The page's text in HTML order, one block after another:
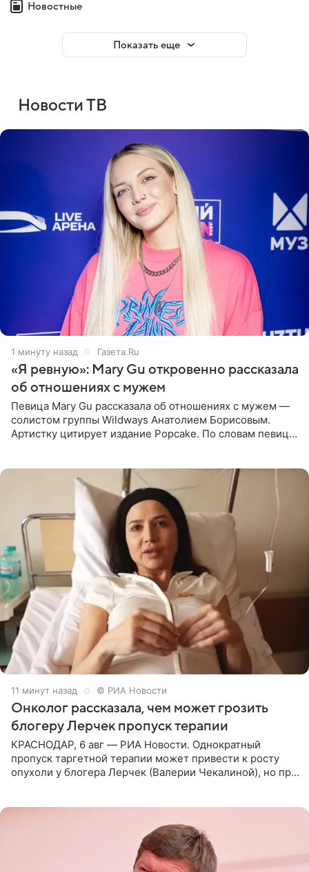
Новостные
Показать еще
Новости ТВ
1 минуту назад Газета.Ru
«Я ревную»: Mary Gu откровенно рассказала
об отношениях с мужем
Певица Mary Gu рассказала об отношениях с мужем —
солистом группы Wildways Анатолием Борисовым.
Артистку цитирует издание Popcake. По словам певицы,
11 минут назад © РИА Новости
Онколог рассказала, чем может грозить
блогеру Лерчек пропуск терапии
КРАСНОДАР, 6 авг — РИА Новости. Однократный
пропуск таргетной терапии может привести к росту
опухоли у блогера Лерчек (Валерии Чекалиной), но при